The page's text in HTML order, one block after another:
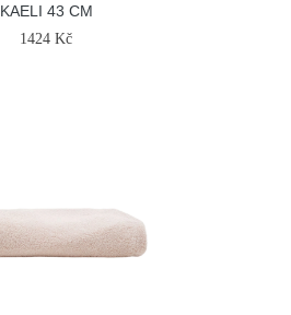
KAELI 43 CM
1424 Kč